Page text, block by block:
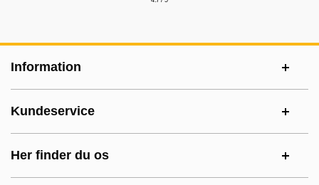
Information
Kundeservice
Her finder du os